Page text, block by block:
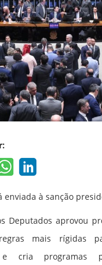
enviada à sanção
Deputados aprovou
mais rígidas
e cria programas